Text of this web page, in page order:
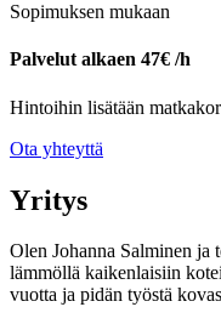
Sopimuksen mukaan
Palvelut alkaen 47€ /h
Hintoihin lisätään
Ota yhteyttä
Yritys
Olen Johanna Salminen ja
lämmöllä kaikenlaisiin
vuotta ja pidän työstä